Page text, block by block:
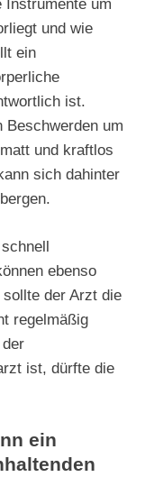
Instrumente um
und wie
ein
ist.
Beschwerden um
und kraftlos
sich dahinter
ebenso
der Arzt die
regelmäßig
ist, dürfte die
ein